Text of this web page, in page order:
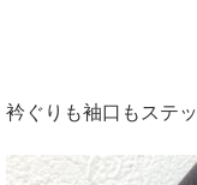
衿ぐりも袖口もステ